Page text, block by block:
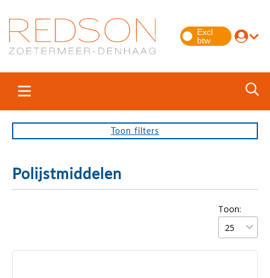
Toon filters
Polijstmiddelen
Toon: